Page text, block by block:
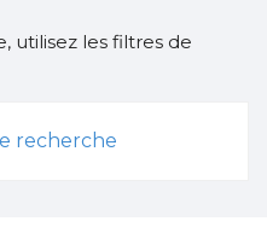
utilisez les filtres de
recherche